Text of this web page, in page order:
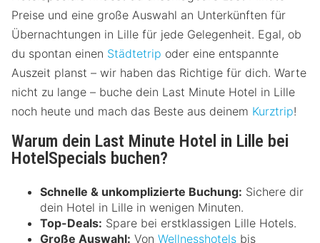
Preise und eine große Auswahl an Unterkünften für
Übernachtungen in Lille für jede Gelegenheit. Egal, ob
du spontan einen Städtetrip oder eine entspannte
Auszeit planst – wir haben das Richtige für dich. Warte
nicht zu lange – buche dein Last Minute Hotel in Lille
noch heute und mach das Beste aus deinem Kurztrip!
Warum dein Last Minute Hotel in Lille bei
HotelSpecials buchen?
Schnelle & unkomplizierte Buchung: Sichere dir
dein Hotel in Lille in wenigen Minuten.
Top-Deals: Spare bei erstklassigen Lille Hotels.
Große Auswahl: Von Wellnesshotels bis